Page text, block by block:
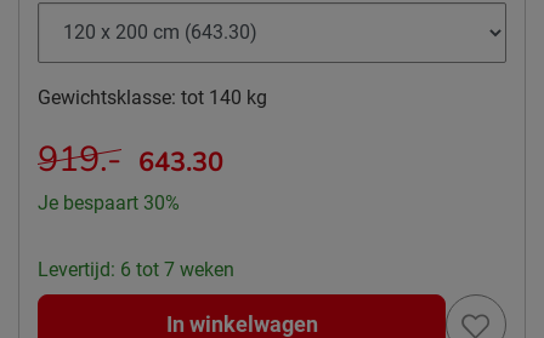
Gewichtsklasse: tot 140 kg
919.- 643.30
Je bespaart 30%
Levertijd: 6 tot 7 weken
In winkelwagen